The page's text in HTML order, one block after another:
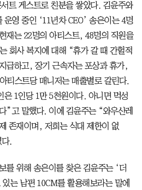
트 게스트로 친분을 쌓았다. 김윤주와
운영 중인 ‘11년차 CEO’ 송은이는 4명
재는 22명의 아티스트, 48명의 직원을
회사 복지에 대해 “휴가 갈 때 간헐적
급하고, 장기 근속자는 포상과 휴가,
티스트당 매니저는 매출별로 갈린다.
은 1인당 1만 5천원이다. 아니면 먹성
”고 말했다. 이에 김윤주는 “와우산레
존재이며, 저희는 식대 제한이 없
.
를 위해 송은이를 찾은 김윤주는 ‘더
는 남편 10CM를 활용해보라는 말에